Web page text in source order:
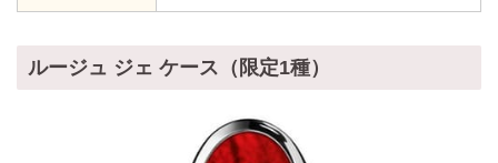
ルージュ ジェ ケース（限定1種）